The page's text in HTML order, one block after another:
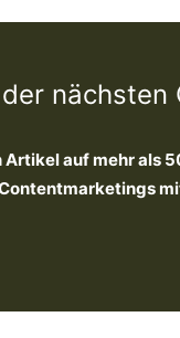
nächsten
auf mehr als